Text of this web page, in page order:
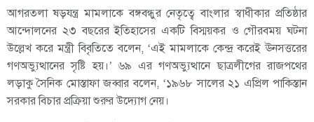
আগরতলা ষড়যন্ত্র মামলাকে বঙ্গবন্ধুর নেতৃত্বে বাংলার স্বাধীকার প্রতিষ্ঠার
আন্দোলনের ২৩ বছরের ইতিহাসের একটি বিস্ময়কর ও গৌরবময় ঘটনা
উল্লেখ করে মন্ত্রী বিবৃতিতে বলেন, ‘এই মামলাকে কেন্দ্র করেই ঊনসত্তরের
গণঅভ্যুত্থানের সৃষ্টি হয়।’ ৬৯ এর গণঅভ্যুত্থানে ছাত্রলীগের রাজপথের
লড়াকু সৈনিক মোস্তাফা জব্বার বলেন, ‘১৯৬৮ সালের ২১ এপ্রিল পাকিস্তান
সরকার বিচার প্রক্রিয়া শুরুর উদ্যোগ নেয়।